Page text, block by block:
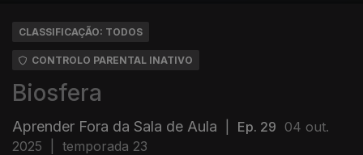
CLASSIFICAÇÃO: TODOS
CONTROLO PARENTAL INATIVO
Biosfera
Aprender Fora da Sala de Aula Ep. 29 04 out.
2025
temporada 23